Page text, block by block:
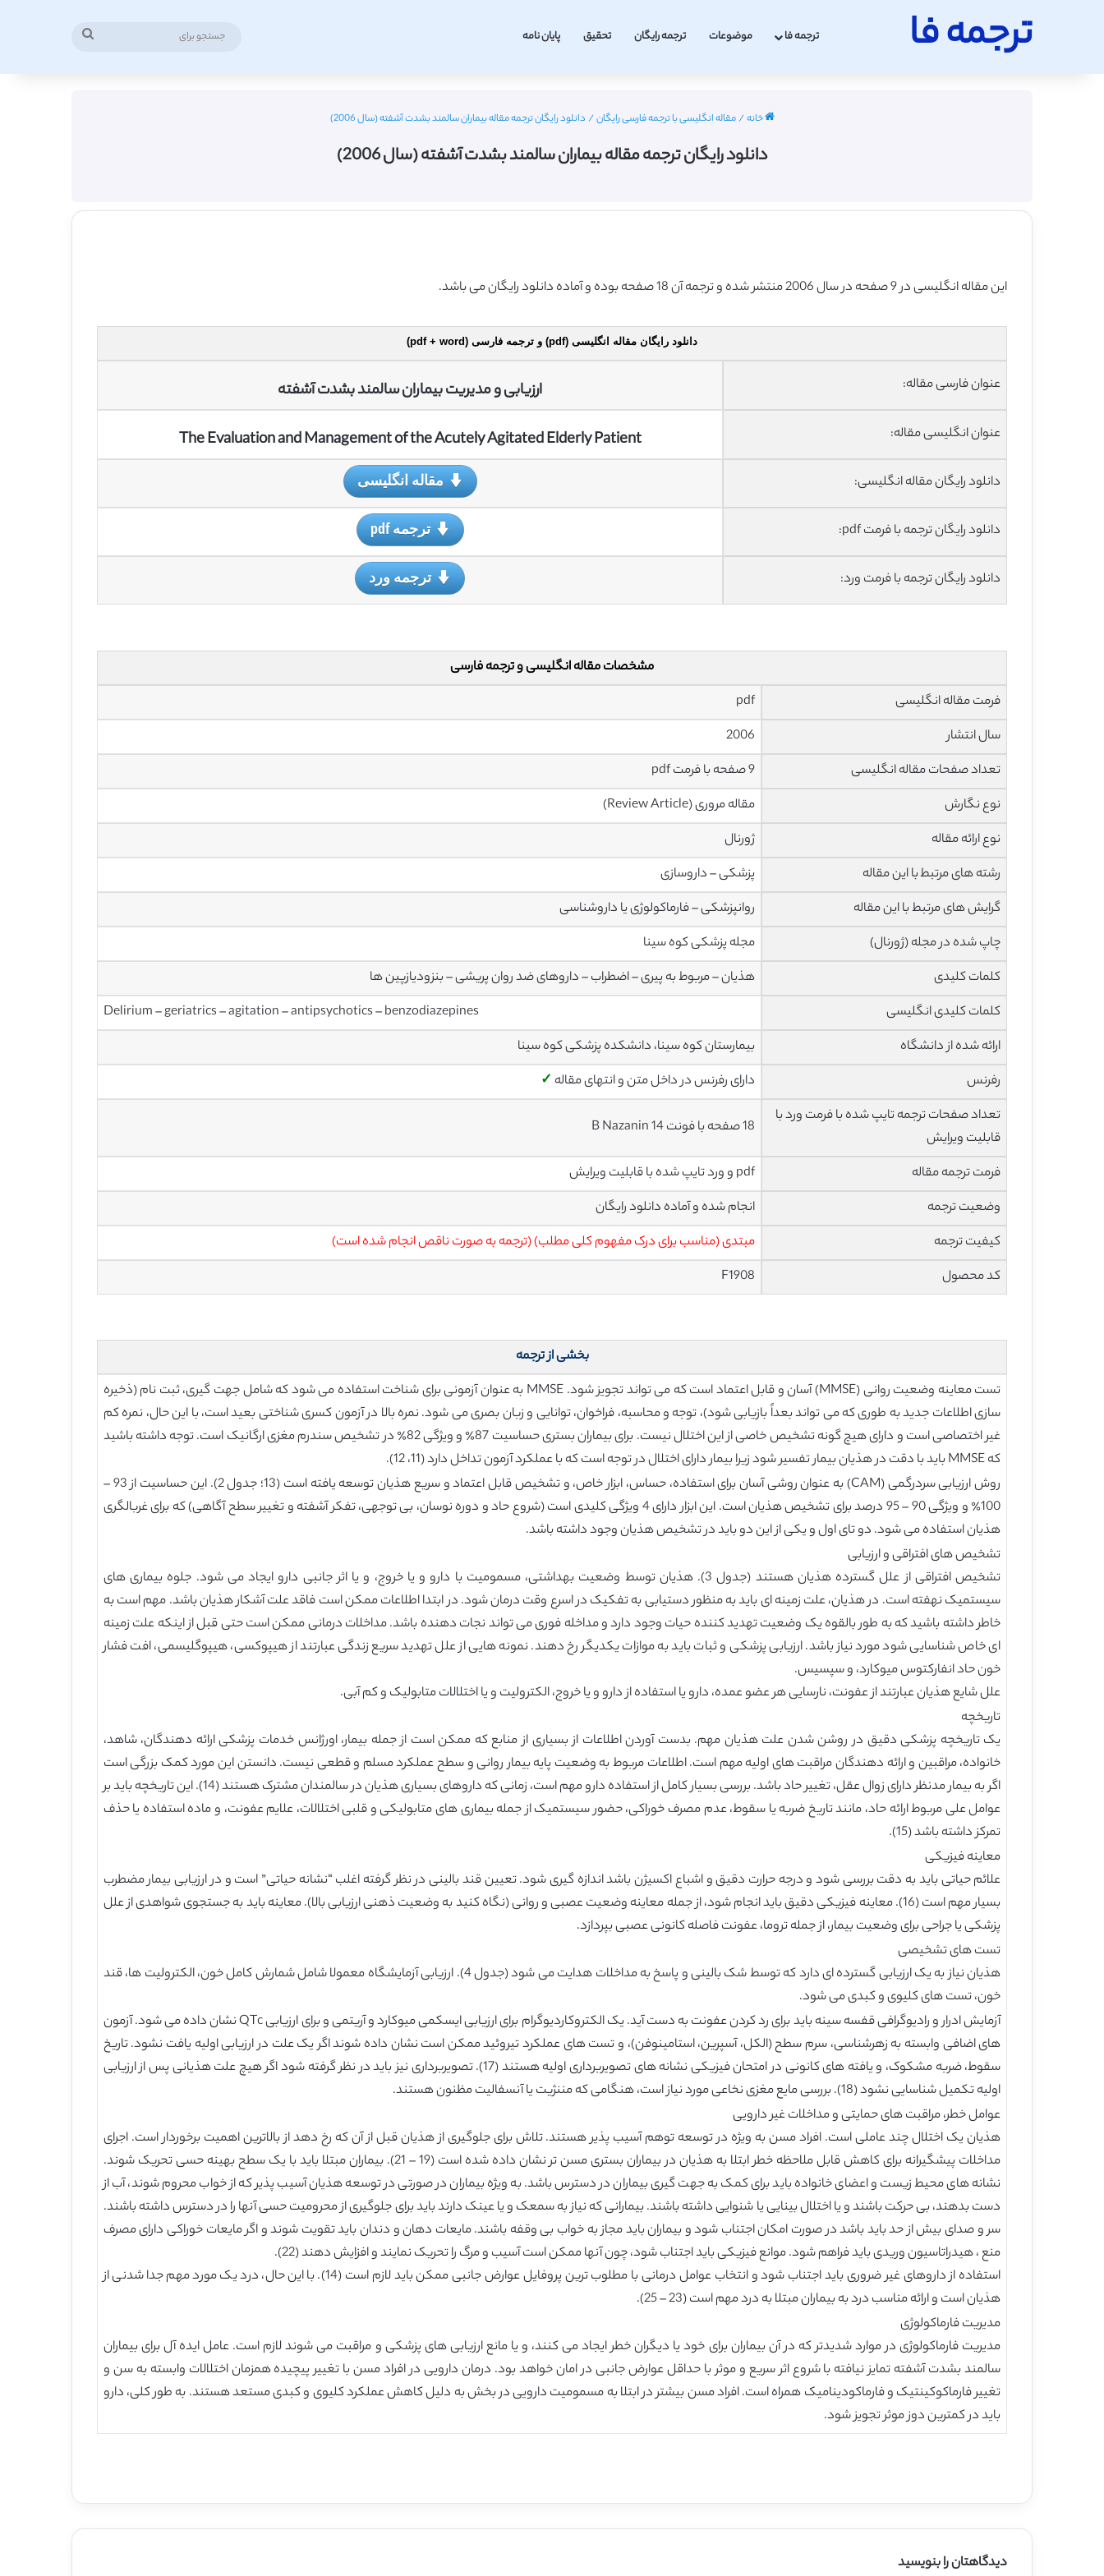
ترجمه فا ترجمه فا موضوعات ترجمه رایگان تحقیق پایان نامه
خانه/مقاله انگلیسی با ترجمه فارسی رایگان/ دانلود رایگان ترجمه مقاله بیماران سالمند بشدت آشفته (سال 2006)
دانلود رایگان ترجمه مقاله بیماران سالمند بشدت آشفته (سال 2006)
این مقاله انگلیسی در 9 صفحه در سال 2006 منتشر شده و ترجمه آن 18 صفحه بوده و آماده دانلود رایگان می باشد.
دانلود رایگان مقاله انگلیسی (pdf) و ترجمه فارسی (pdf + word)
عنوان فارسی مقاله: ارزیابی و مدیریت بیماران سالمند بشدت آشفته
عنوان انگلیسی مقاله: The Evaluation and Management of the Acutely Agitated Elderly Patient
دانلود رایگان مقاله انگلیسی: مقاله انگلیسی
دانلود رایگان ترجمه با فرمت pdf: ترجمه pdf
دانلود رایگان ترجمه با فرمت ورد: ترجمه ورد
مشخصات مقاله انگلیسی و ترجمه فارسی
فرمت مقاله انگلیسی
pdf
سال انتشار
2006
تعداد صفحات مقاله انگلیسی
9 صفحه با فرمت pdf
نوع نگارش
مقاله مروری (Review Article)
نوع ارائه مقاله
ژورنال
رشته های مرتبط با این مقاله
پزشکی – داروسازی
گرایش های مرتبط با این مقاله
روانپزشکی – فارماکولوژی یا داروشناسی
چاپ شده در مجله (ژورنال)
مجله پزشکی کوه سینا
کلمات کلیدی
هذیان – مربوط به پیری – اضطراب – داروهای ضد روان پریشی – بنزودیازپین ها
کلمات کلیدی انگلیسی
Delirium – geriatrics – agitation – antipsychotics – benzodiazepines
ارائه شده از دانشگاه
بیمارستان کوه سینا، دانشکده پزشکی کوه سینا
رفرنس
دارای رفرنس در داخل متن و انتهای مقاله ✓
تعداد صفحات ترجمه تایپ شده با فرمت ورد با
قابلیت ویرایش
18 صفحه با فونت 14 B Nazanin
فرمت ترجمه مقاله
pdf و ورد تایپ شده با قابلیت ویرایش
وضعیت ترجمه
انجام شده و آماده دانلود رایگان
کیفیت ترجمه
مبتدی (مناسب برای درک مفهوم کلی مطلب) (ترجمه به صورت ناقص انجام شده است)
کد محصول
F1908
بخشی از ترجمه
تست معاینه وضعیت روانی (MMSE) آسان و قابل اعتماد است که می تواند تجویز شود. MMSE به عنوان آزمونی برای شناخت استفاده می شود که شامل جهت گیری، ثبت نام (ذخیره
سازی اطلاعات جدید به طوری که می تواند بعداً بازیابی شود)، توجه و محاسبه، فراخوان، توانایی و زبان بصری می شود. نمره بالا در آزمون کسری شناختی بعید است، با این حال، نمره کم
غیر اختصاصی است و دارای هیچ گونه تشخیص خاصی از این اختلال نیست. برای بیماران بستری حساسیت 87٪ و ویژگی 82٪ در تشخیص سندرم مغزی ارگانیک است. توجه داشته باشید
که MMSE باید با دقت در هذیان بیمار تفسیر شود زیرا بیمار دارای اختلال در توجه است که با عملکرد آزمون تداخل دارد (11، 12).
روش ارزیابی سردرگمی (CAM) به عنوان روشی آسان برای استفاده، حساس، ابزار خاص، و تشخیص قابل اعتماد و سریع هذیان توسعه یافته است (13؛ جدول 2). این حساسیت از 93 –
100٪ و ویژگی 90 – 95 درصد برای تشخیص هذیان است. این ابزار دارای 4 ویژگی کلیدی است (شروع حاد و دوره نوسان، بی توجهی، تفکر آشفته و تغییر سطح آگاهی) که برای غربالگری
هذیان استفاده می شود. دو تای اول و یکی از این دو باید در تشخیص هذیان وجود داشته باشد.
تشخیص های افتراقی و ارزیابی
تشخیص افتراقی از علل گسترده هذیان هستند (جدول 3). هذیان توسط وضعیت بهداشتی، مسمومیت با دارو و یا خروج، و یا اثر جانبی دارو ایجاد می شود. جلوه بیماری های
سیستمیک نهفته است. در هذیان، علت زمینه ای باید به منظور دستیابی به تفکیک در اسرع وقت درمان شود. در ابتدا اطلاعات ممکن است فاقد علت آشکار هذیان باشد. مهم است به
خاطر داشته باشید که به طور بالقوه یک وضعیت تهدید کننده حیات وجود دارد و مداخله فوری می تواند نجات دهنده باشد. مداخلات درمانی ممکن است حتی قبل از اینکه علت زمینه
ای خاص شناسایی شود مورد نیاز باشد. ارزیابی پزشکی و ثبات باید به موازات یکدیگر رخ دهند. نمونه هایی از علل تهدید سریع زندگی عبارتند از هیپوکسی، هیپوگلیسمی، افت فشار
خون حاد انفارکتوس میوکارد، و سپسیس.
علل شایع هذیان عبارتند از عفونت، نارسایی هر عضو عمده، دارو یا استفاده از دارو و یا خروج، الکترولیت و یا اختلالات متابولیک و کم آبی.
تاریخچه
یک تاریخچه پزشکی دقیق در روشن شدن علت هذیان مهم. بدست آوردن اطلاعات از بسیاری از منابع که ممکن است از جمله بیمار، اورژانس خدمات پزشکی ارائه دهندگان، شاهد،
خانواده، مراقبین و ارائه دهندگان مراقبت های اولیه مهم است. اطلاعات مربوط به وضعیت پایه بیمار روانی و سطح عملکرد مسلم و قطعی نیست. دانستن این مورد کمک بزرگی است
اگر به بیمار مدنظر دارای زوال عقل، تغییر حاد باشد. بررسی بسیار کامل از استفاده دارو مهم است، زمانی که داروهای بسیاری هذیان در سالمندان مشترک هستند (14). این تاریخچه باید بر
عوامل علی مربوط ارائه حاد، مانند تاریخ ضربه یا سقوط، عدم مصرف خوراکی، حضور سیستمیک از جمله بیماری های متابولیکی و قلبی اختلالات، علایم عفونت، و ماده استفاده یا حذف
تمرکز داشته باشد (15).
معاینه فیزیکی
علائم حیاتی باید به دقت بررسی شود و درجه حرارت دقیق و اشباع اکسیژن باشد اندازه گیری شود. تعیین قند بالینی در نظر گرفته اغلب “نشانه حیاتی” است و در ارزیابی بیمار مضطرب
بسیار مهم است (16). معاینه فیزیکی دقیق باید انجام شود، از جمله معاینه وضعیت عصبی و روانی (نگاه کنید به وضعیت ذهنی ارزیابی بالا). معاینه باید به جستجوی شواهدی از علل
پزشکی یا جراحی برای وضعیت بیمار، از جمله تروما، عفونت فاصله کانونی عصبی بپردازد.
تست های تشخیصی
هذیان نیاز به یک ارزیابی گسترده ای دارد که توسط شک بالینی و پاسخ به مداخلات هدایت می شود (جدول 4). ارزیابی آزمایشگاه معمولا شامل شمارش کامل خون، الکترولیت ها، قند
خون، تست های کلیوی و کبدی می شود.
آزمایش ادرار و رادیوگرافی قفسه سینه باید برای رد کردن عفونت به دست آید. یک الکتروکاردیوگرام برای ارزیابی ایسکمی میوکارد و آریتمی و برای ارزیابی QTc نشان داده می شود. آزمون
های اضافی وابسته به زهرشناسی، سرم سطح (الکل، آسپرین، استامینوفن)، و تست های عملکرد تیروئید ممکن است نشان داده شوند اگر یک علت در ارزیابی اولیه یافت نشود. تاریخ
سقوط، ضربه مشکوک، و یافته های کانونی در امتحان فیزیکی نشانه های تصویربرداری اولیه هستند (17). تصویربرداری نیز باید در نظر گرفته شود اگر هیچ علت هذیانی پس از ارزیابی
اولیه تکمیل شناسایی نشود (18). بررسی مایع مغزی نخاعی مورد نیاز است، هنگامی که مننژیت یا آنسفالیت مظنون هستند.
عوامل خطر، مراقبت های حمایتی و مداخلات غیر دارویی
هذیان یک اختلال چند عاملی است. افراد مسن به ویژه در توسعه توهم آسیب پذیر هستند. تلاش برای جلوگیری از هذیان قبل از آن که رخ دهد از بالاترین اهمیت برخوردار است. اجرای
مداخلات پیشگیرانه برای کاهش قابل ملاحظه خطر ابتلا به هذیان در بیماران بستری مسن تر نشان داده شده است (19 – 21). بیماران مبتلا باید با یک سطح بهینه حسی تحریک شوند.
نشانه های محیط زیست و اعضای خانواده باید برای کمک به جهت گیری بیماران در دسترس باشد. به ویژه بیماران در صورتی در توسعه هذیان آسیب پذیر که از خواب محروم شوند، آب از
دست بدهند، بی حرکت باشند و یا اختلال بینایی یا شنوایی داشته باشند. بیمارانی که نیاز به سمعک و یا عینک دارند باید برای جلوگیری از محرومیت حسی آنها را در دسترس داشته باشند.
سر و صدای بیش از حد باید باشد در صورت امکان اجتناب شود و بیماران باید مجاز به خواب بی وقفه باشند. مایعات دهان و دندان باید تقویت شوند و اگر مایعات خوراکی دارای مصرف
منع ، هیدراتاسیون وریدی باید فراهم شود. موانع فیزیکی باید اجتناب شود، چون آنها ممکن است آسیب و مرگ را تحریک نمایند و افزایش دهند (22).
استفاده از داروهای غیر ضروری باید اجتناب شود و انتخاب عوامل درمانی با مطلوب ترین پروفایل عوارض جانبی ممکن باید لازم است (14). با این حال، درد یک مورد مهم جدا شدنی از
هذیان است و ارائه مناسب درد به بیماران مبتلا به درد مهم است (23 – 25).
مدیریت فارماکولوژی
مدیریت فارماکولوژی در موارد شدیدتر که در آن بیماران برای خود یا دیگران خطر ایجاد می کنند، و یا مانع ارزیابی های پزشکی و مراقبت می شوند لازم است. عامل ایده آل برای بیماران
سالمند بشدت آشفته تمایز نیافته با شروع اثر سریع و موثر با حداقل عوارض جانبی در امان خواهد بود. درمان دارویی در افراد مسن با تغییر پیچیده همزمان اختلالات وابسته به سن و
تغییر فارماکوکینتیک و فارماکودینامیک همراه است. افراد مسن بیشتر در ابتلا به مسمومیت دارویی در بخش به دلیل کاهش عملکرد کلیوی و کبدی مستعد هستند. به طور کلی، دارو
باید در کمترین دوز موثر تجویز شود.
دیدگاهتان را بنویسید